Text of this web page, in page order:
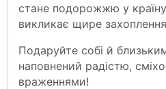
стане подорожжю у
викликає щире
Подаруйте собі й
наповнений радістю,
враженнями!